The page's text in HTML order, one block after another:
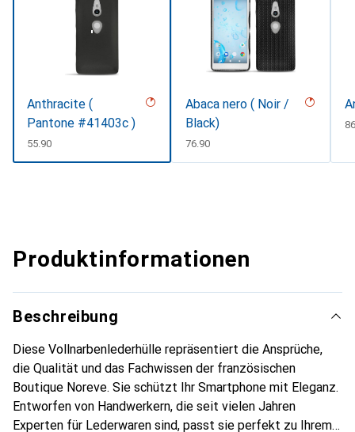
Anthracite (
Pantone #41403c )
CHF
55.90
Abaca nero ( Noir /
Black)
CHF
76.90
Produktinformationen
Beschreibung
Diese Vollnarbenlederhülle repräsentiert die Ansprüche,
die Qualität und das Fachwissen der französischen
Boutique Noreve. Sie schützt Ihr Smartphone mit Eleganz.
Entworfen von Handwerkern, die seit vielen Jahren
Experten für Lederwaren sind, passt sie perfekt zu Ihrem